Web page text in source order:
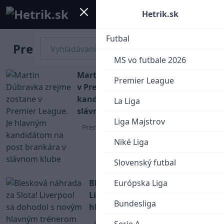
Mobile menu
Hetrik.sk
Futbal
MS vo futbale 2026
Premier League
La Liga
Liga Majstrov
Niké Liga
Slovenský futbal
Európska Liga
Bundesliga
Premier League
Martin Dúbravka zrejme zostane
v Premier League. Je hlavným
kandidátom na post brankára v
slávnom klube
Premier League
Blesková náhrada za Slota!
Liverpool sa dohodol s novým
hlavným trénerom